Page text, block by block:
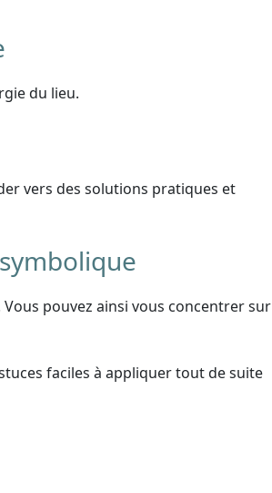
du lieu.
vers des solutions pratiques et
pouvez ainsi vous concentrer sur
faciles à appliquer tout de suite